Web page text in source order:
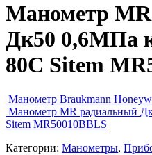
Манометр
Дк50 0,6МПа
80C Sitem
Манометр Braukmann
Манометр MR радиальный
Sitem MR50010BBLS
Категории: Манометры,